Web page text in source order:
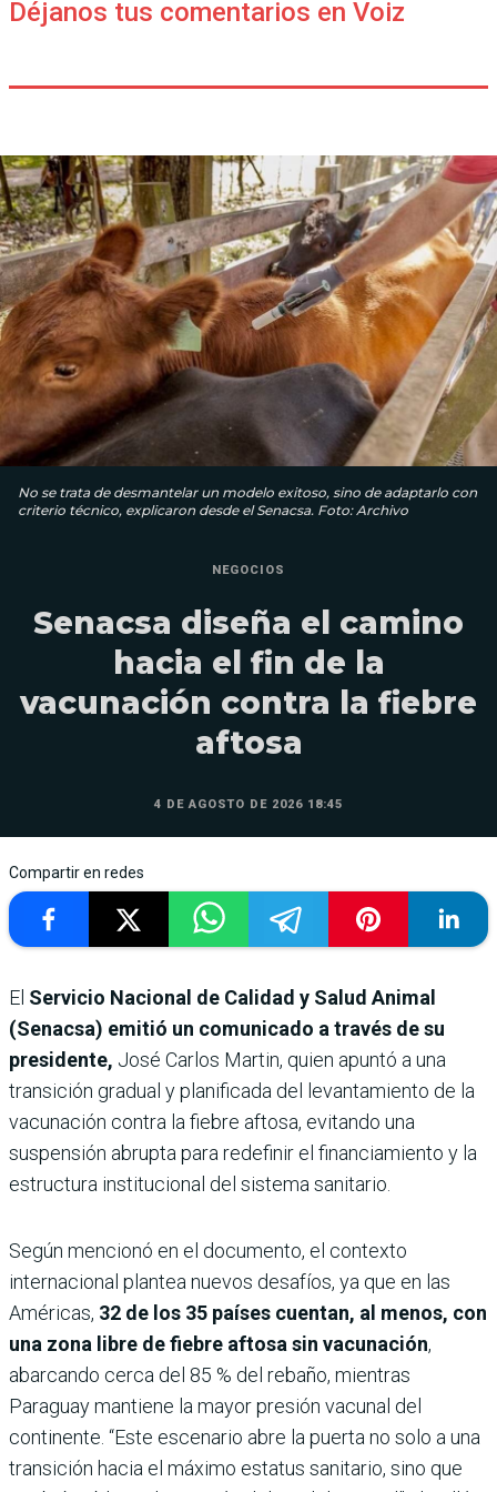
Déjanos tus comentarios en Voiz
No se trata de desmantelar un modelo exitoso, sino de adaptarlo con
criterio técnico, explicaron desde el Senacsa. Foto: Archivo
NEGOCIOS
Senacsa diseña el camino
hacia el fin de la
vacunación contra la fiebre
aftosa
4 DE AGOSTO DE 2026 18:45
Compartir en redes
El Servicio Nacional de Calidad y Salud Animal
(Senacsa) emitió un comunicado a través de su
presidente, José Carlos Martin, quien apuntó a una
transición gradual y planificada del levantamiento de la
vacunación contra la fiebre aftosa, evitando una
suspensión abrupta para redefinir el financiamiento y la
estructura institucional del sistema sanitario.
Según mencionó en el documento, el contexto
internacional plantea nuevos desafíos, ya que en las
Américas, 32 de los 35 países cuentan, al menos, con
una zona libre de fiebre aftosa sin vacunación,
abarcando cerca del 85 % del rebaño, mientras
Paraguay mantiene la mayor presión vacunal del
continente. “Este escenario abre la puerta no solo a una
transición hacia el máximo estatus sanitario, sino que